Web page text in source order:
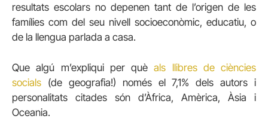
resultats escolars no depenen tant de l’origen de les
famílies com del seu nivell socioeconòmic, educatiu, o
de la llengua parlada a casa.
Que algú m’expliqui per quèals llibres de ciències
socials (de geografia!) només el 7,1% dels autors i
personalitats citades són d’Àfrica, Amèrica, Àsia i
Oceania.